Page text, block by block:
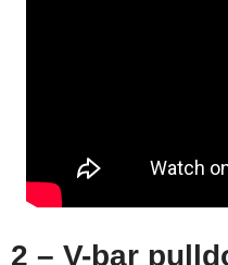
2 – V-bar